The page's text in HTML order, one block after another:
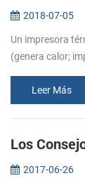
2018-07-05
Un impresora
(genera calor;
cabezal t...
Leer Más
2017-06-26